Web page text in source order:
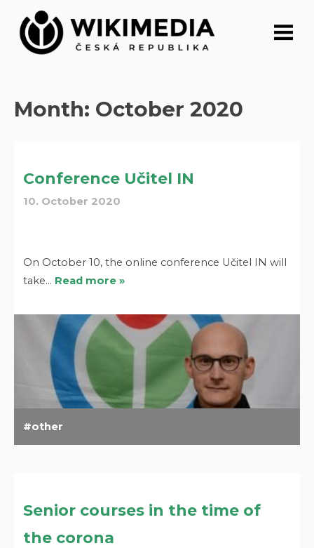
content
Month: October 2020
Conference Učitel IN
10. October 2020
On October 10, the online conference Učitel IN will
take… Read more »
other
Senior courses in the time of
the corona